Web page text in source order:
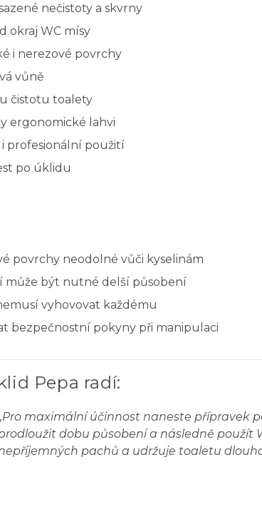
nečistoty a skvrny
okraj WC mísy
i nerezové povrchy
vůně
čistotu toalety
ergonomické lahvi
profesionální použití
po úklidu
povrchy neodolné vůči kyselinám
může být nutné delší působení
vyhovovat každému
bezpečnostní pokyny při manipulaci
Pepa radí:
Pro maximální účinnost naneste přípravek
dobu působení a následně použít
pachů a udržuje toaletu